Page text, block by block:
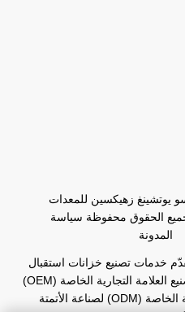
يوتشينغ زهيكسين للمعدات
جميع الحقوق محفوظة سياسة
المدونة
خدمات تصنيع خزانات استقبال
الهواء حسب الطلب مع إمكانية تصنيع العلامة التجارية الخاصة (OEM)
وتصميم وتصنيع العلامة التجارية الخاصة (ODM) لصناعة الأتمتة